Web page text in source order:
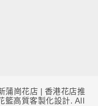
蒲崗花店 | 香港花店推
籃高質客製化設計. All